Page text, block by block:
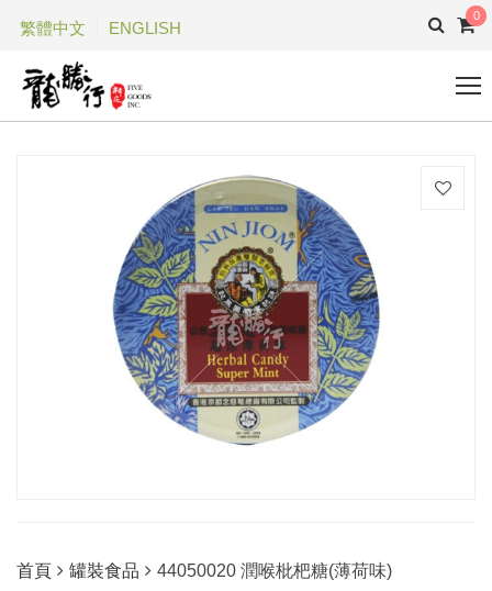
繁體中文 ENGLISH
0
首頁 罐裝食品 44050020 潤喉枇杷糖(薄荷味)